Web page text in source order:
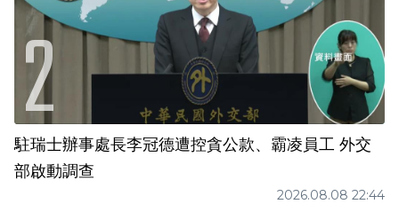
駐瑞士辦事處長李冠德遭控貪公款、霸凌員工 外交
部啟動調查
2026.08.08 22:44